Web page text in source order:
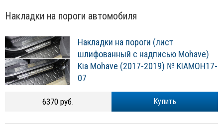
Накладки на пороги автомобиля
Накладки на пороги (лист
шлифованный с надписью Mohave)
Kia Mohave (2017-2019) № KIAMOH17-
07
Купить
6370 руб.